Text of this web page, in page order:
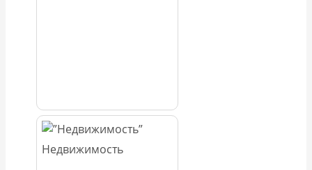
Недвижимость